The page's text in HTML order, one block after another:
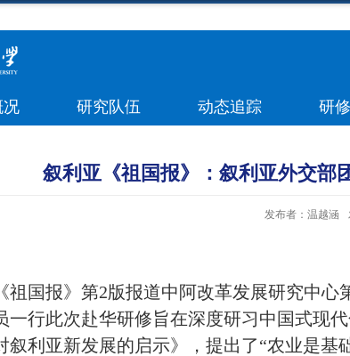
况 研究队伍 动态追踪 研
叙利亚《祖国报》：叙利亚外交部
发布者：温越涵
祖国报》第2版报道中阿改革发展研究中
一行此次赴华研修旨在深度研习中国式现
叙利亚新发展的启示》，提出了“农业是